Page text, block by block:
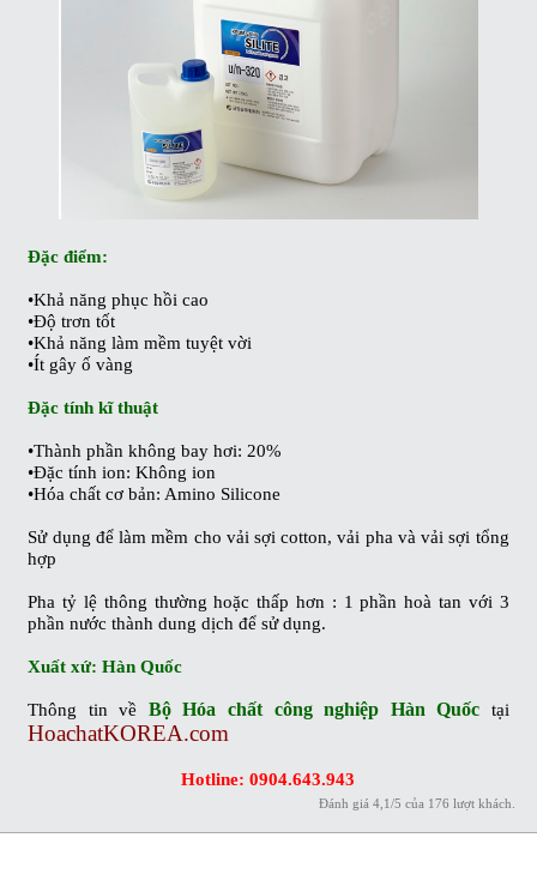
Đặc điểm:
•Khả năng phục hồi cao
•Độ trơn tốt
•Khả năng làm mềm tuyệt vời
•Ít gây ố vàng
Đặc tính kĩ thuật
•Thành phần không bay hơi: 20%
•Đặc tính ion: Không ion
•Hóa chất cơ bản: Amino Silicone
Sử dụng để làm mềm cho vải sợi cotton, vải pha và vải sợi tổng
hợp
Pha tỷ lệ thông thường hoặc thấp hơn : 1 phần hoà tan với 3
phần nước thành dung dịch để sử dụng.
Xuất xứ: Hàn Quốc
Thông tin về Bộ Hóa chất công nghiệp Hàn Quốc tại
HoachatKOREA.com
Hotline: 0904.643.943
Đánh giá 4,1/5 của 176 lượt khách.